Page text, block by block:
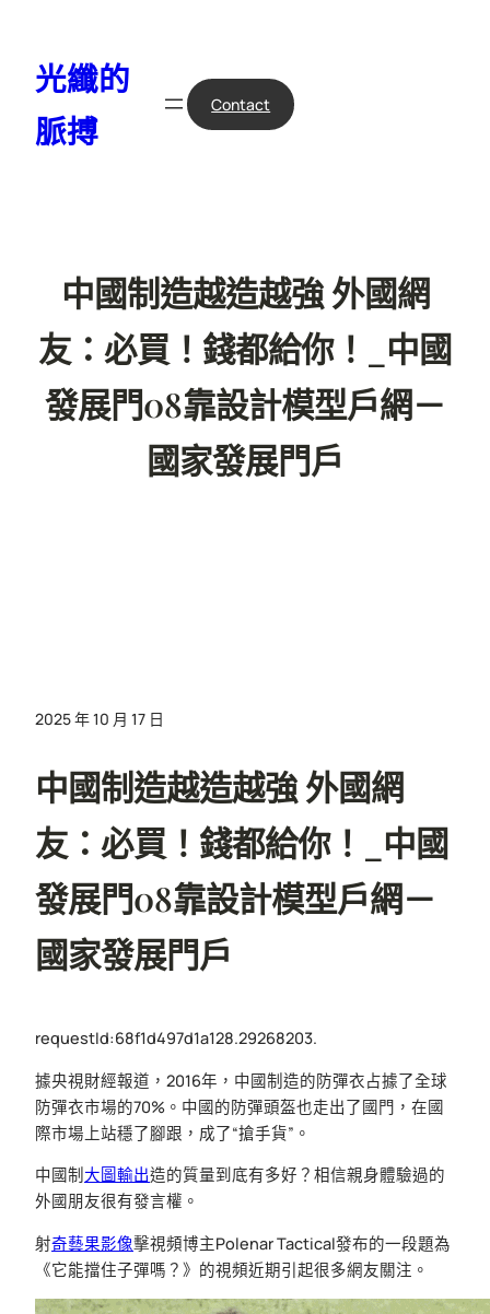
光纖的
脈搏
Contact
中國制造越造越強 外國網
友：必買！錢都給你！_中國
發展門08靠設計模型戶網－
國家發展門戶
2025 年 10 月 17 日
中國制造越造越強 外國網
友：必買！錢都給你！_中國
發展門08靠設計模型戶網－
國家發展門戶
requestId:68f1d497d1a128.29268203.
據央視財經報道，2016年，中國制造的防彈衣占據了全球
防彈衣市場的70%。中國的防彈頭盔也走出了國門，在國
際市場上站穩了腳跟，成了“搶手貨”。
中國制 大圖輸出造的質量到底有多好？相信親身體驗過的
外國朋友很有發言權。
射奇藝果影像擊視頻博主Polenar Tactical發布的一段題為
《它能擋住子彈嗎？》的視頻近期引起很多網友關注。